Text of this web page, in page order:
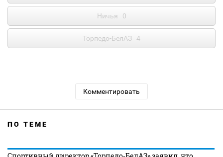
Ничья 0
Торпедо-БелАЗ 4
Комментировать
ПО ТЕМЕ